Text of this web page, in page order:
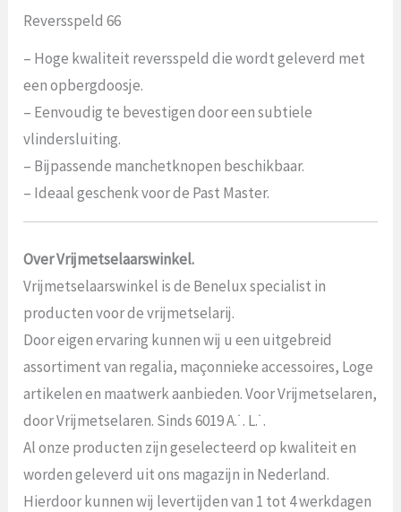
Reversspeld 66
– Hoge kwaliteit reversspeld die wordt geleverd met
een opbergdoosje.
– Eenvoudig te bevestigen door een subtiele
vlindersluiting.
– Bijpassende manchetknopen beschikbaar.
– Ideaal geschenk voor de Past Master.
Over Vrijmetselaarswinkel.
Vrijmetselaarswinkel is de Benelux specialist in
producten voor de vrijmetselarij.
Door eigen ervaring kunnen wij u een uitgebreid
assortiment van regalia, maçonnieke accessoires, Loge
artikelen en maatwerk aanbieden. Voor Vrijmetselaren,
door Vrijmetselaren. Sinds 6019 A.˙. L.˙.
Al onze producten zijn geselecteerd op kwaliteit en
worden geleverd uit ons magazijn in Nederland.
Hierdoor kunnen wij levertijden van 1 tot 4 werkdagen